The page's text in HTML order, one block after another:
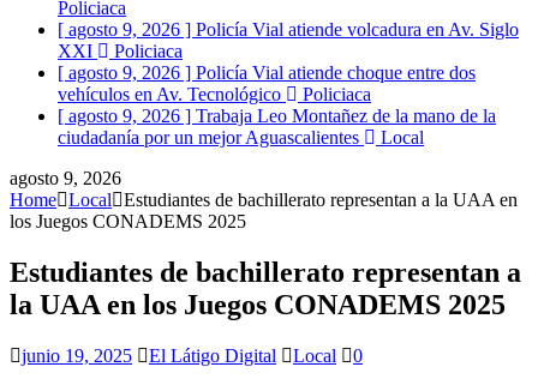
Policiaca
[ agosto 9, 2026 ] Policía Vial atiende volcadura en Av. Siglo
XXI
Policiaca
[ agosto 9, 2026 ] Policía Vial atiende choque entre dos
vehículos en Av. Tecnológico
Policiaca
[ agosto 9, 2026 ] Trabaja Leo Montañez de la mano de la
ciudadanía por un mejor Aguascalientes
Local
agosto 9, 2026
Home Local
Estudiantes de bachillerato representan a la UAA en
los Juegos CONADEMS 2025
Estudiantes de bachillerato representan a
la UAA en los Juegos CONADEMS 2025
junio 19, 2025 El Látigo Digital Local 0